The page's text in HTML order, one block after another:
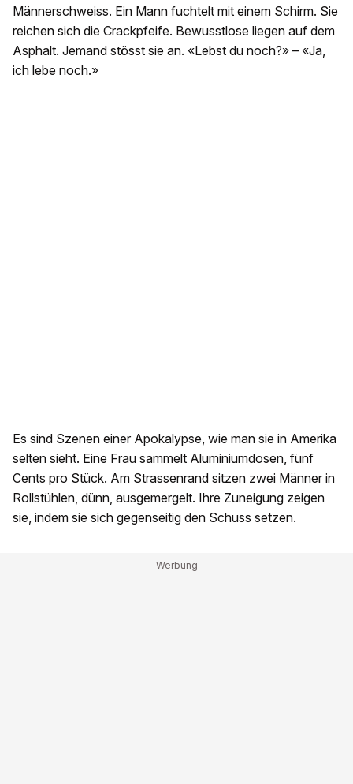
Männerschweiss. Ein Mann fuchtelt mit einem Schirm. Sie
reichen sich die Crackpfeife. Bewusstlose liegen auf dem
Asphalt. Jemand stösst sie an. «Lebst du noch?» – «Ja,
ich lebe noch.»
Es sind Szenen einer Apokalypse, wie man sie in Amerika
selten sieht. Eine Frau sammelt Aluminiumdosen, fünf
Cents pro Stück. Am Strassenrand sitzen zwei Männer in
Rollstühlen, dünn, ausgemergelt. Ihre Zuneigung zeigen
sie, indem sie sich gegenseitig den Schuss setzen.